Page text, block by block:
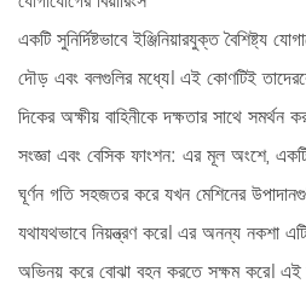
একটি সুনির্দিষ্টভাবে ইঞ্জিনিয়ারযুক্ত বৈশিষ্ট্য
দৌড় এবং বলগুলির মধ্যে। এই কোণটিই
দিকের অক্ষীয় বাহিনীকে দক্ষতার সাথে সমর্থন
সংজ্ঞা এবং বেসিক ফাংশন: এর মূল অংশে,
ঘূর্ণন গতি সহজতর করে যখন মেশিনের
যথাযথভাবে নিয়ন্ত্রণ করে। এর অনন্য নকশা
অভিনয় করে বোঝা বহন করতে সক্ষম করে। এই